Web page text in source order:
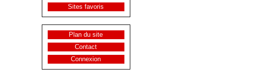
Sites favoris
Plan du site
Contact
Connexion